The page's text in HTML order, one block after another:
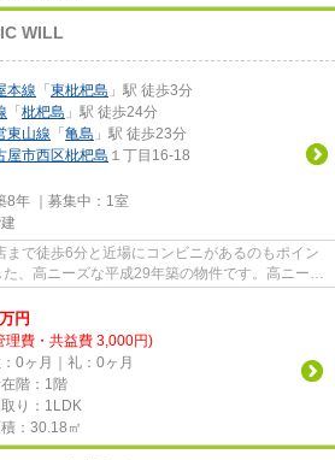
WILL
本線 「 東枇杷島 」駅 徒歩3分
「 枇杷島 」駅 徒歩24分
東山線 「 亀島 」駅 徒歩23分
屋市西区枇杷島 １丁目16-18
8年 ｜募集中： 1室
まで徒歩6分と近場にコンビニがあるのもポイン
、高ニーズな平成29年築の物件です。高ニーズ
万円
理費・共益費 3,000円)
0ヶ月｜礼：0ヶ月
階：1階
り：1LDK
：30.18㎡